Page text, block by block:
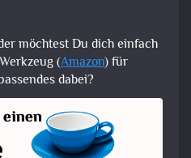
möchtest Du dich einfach
(Amazon) für
dabei?